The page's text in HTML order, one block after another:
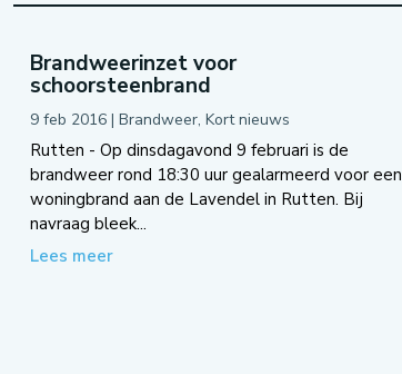
Brandweerinzet voor
schoorsteenbrand
9 feb 2016| Brandweer, Kort nieuws
Rutten - Op dinsdagavond 9 februari is de
brandweer rond 18:30 uur gealarmeerd voor een
woningbrand aan de Lavendel in Rutten. Bij
navraag bleek...
Lees meer